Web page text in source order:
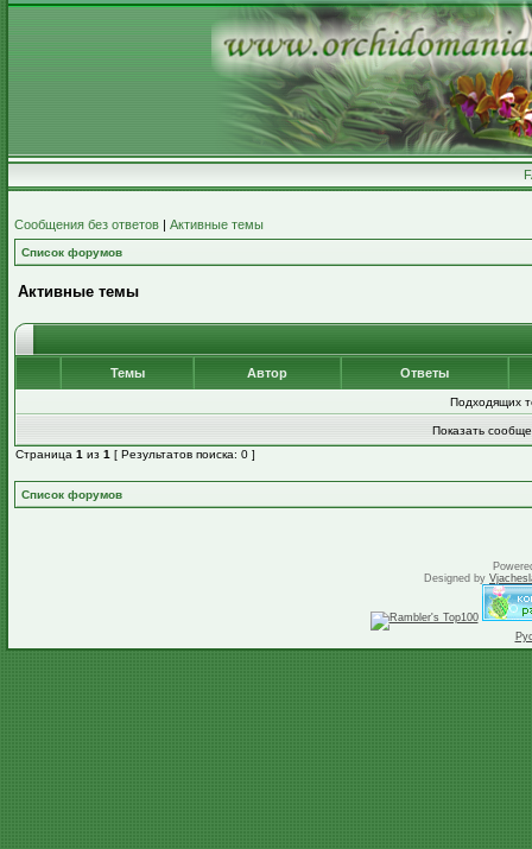
Сообщения без ответов | Активные темы
Список форумов
Активные темы
Темы Автор Ответы
Подходящих
Показать
Страница 1 из 1 [ Результатов поиска: 0 ]
Список форумов
Designed by